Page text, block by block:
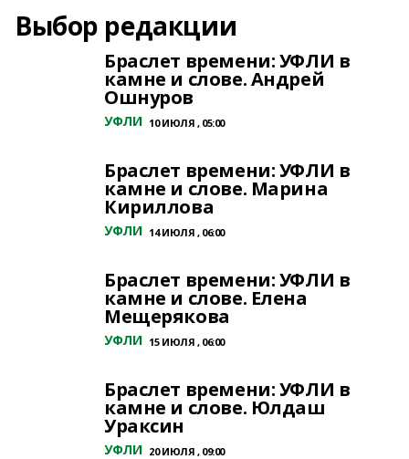
Выбор редакции
Браслет времени: УФЛИ в
камне и слове. Андрей
Ошнуров
УФЛИ 10 ИЮЛЯ , 05:00
Браслет времени: УФЛИ в
камне и слове. Марина
Кириллова
УФЛИ 14 ИЮЛЯ , 06:00
Браслет времени: УФЛИ в
камне и слове. Елена
Мещерякова
УФЛИ 15 ИЮЛЯ , 06:00
Браслет времени: УФЛИ в
камне и слове. Юлдаш
Ураксин
УФЛИ 20 ИЮЛЯ , 09:00